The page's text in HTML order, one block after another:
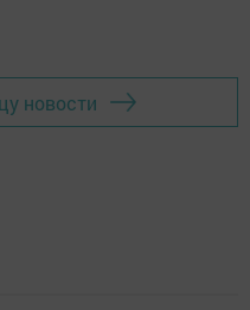
новости